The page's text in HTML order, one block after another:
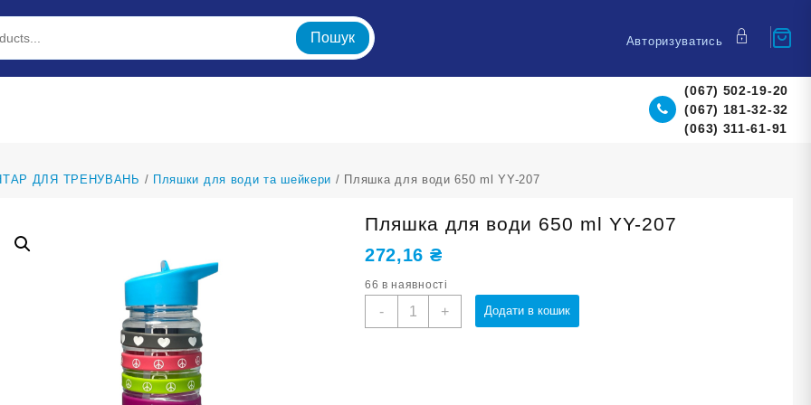
Пошук Авторизуватись
(067) 502-19-20
(067) 181-32-32
(063) 311-61-91
ДЛЯ ТРЕНУВАНЬ / Пляшки для води та шейкери / Пляшка для води 650 ml YY-207
Пляшка для води 650 ml YY-207
272,16 ₴
66 в наявності
-
Пляшка + Додати в кошик